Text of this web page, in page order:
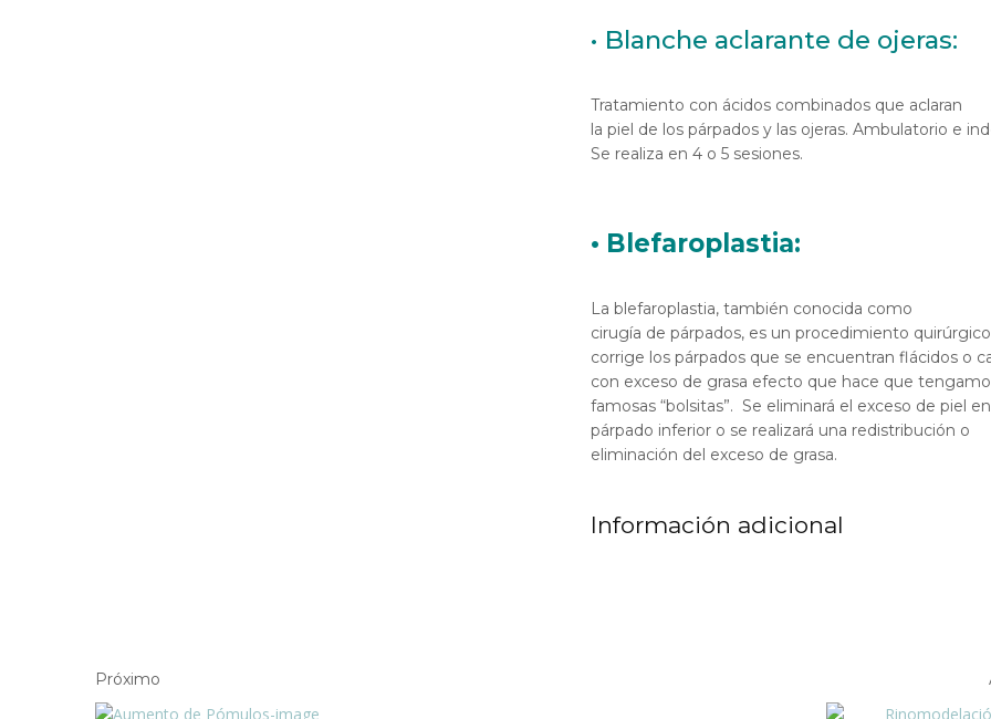
• Blanche aclarante de ojeras:
Tratamiento con ácidos combinados que aclaran
la piel de los párpados y las ojeras. Ambulatorio e
Se realiza en 4 o 5 sesiones.
• Blefaroplastia:
La blefaroplastia, también conocida como
cirugía de párpados, es un procedimiento
corrige los párpados que se encuentran flácidos o
con exceso de grasa efecto que hace que
famosas “bolsitas”. Se eliminará el exceso de piel
párpado inferior o se realizará una redistribución o
eliminación del exceso de grasa.
Información adicional
Próximo